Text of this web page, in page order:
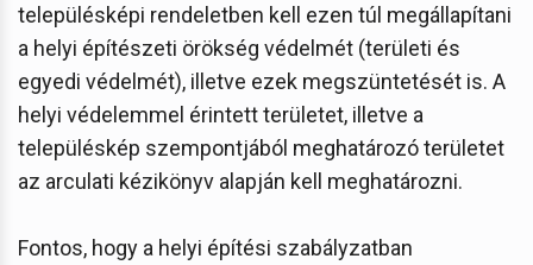
településképi rendeletben kell ezen túl megállapítani
a helyi építészeti örökség védelmét (területi és
egyedi védelmét), illetve ezek megszüntetését is. A
helyi védelemmel érintett területet, illetve a
településkép szempontjából meghatározó területet
az arculati kézikönyv alapján kell meghatározni.
Fontos, hogy a helyi építési szabályzatban